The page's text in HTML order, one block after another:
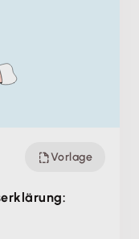
Vorlage